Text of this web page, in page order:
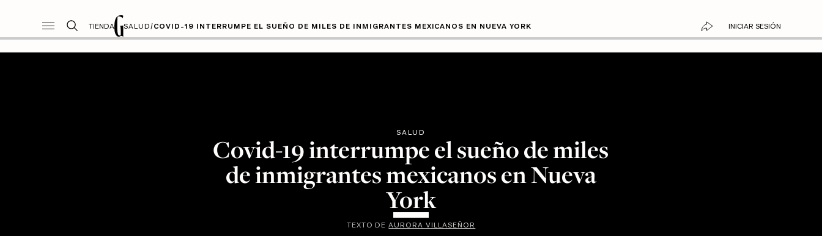
TIENDA SALUD/COVID-19 INTERRUMPE EL SUEÑO DE MILES DE INMIGRANTES MEXICANOS EN NUEVA YORK INICIAR SESIÓN
SALUD
Covid-19 interrumpe el sueño de miles
de inmigrantes mexicanos en Nueva
York
TEXTO DEAURORA VILLASEÑOR